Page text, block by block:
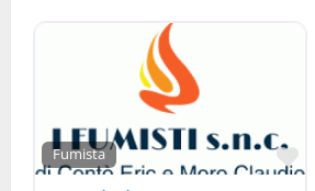
Fumista